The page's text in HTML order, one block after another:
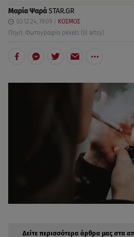
Μαρία ΨαράSTAR.GR
03.12.24, 19:09
ΚΟΣΜΟΣ
Πηγή: Φωτογραφία pexels (lil artsy)
Δείτε περισσότερα άρθρα μας στα